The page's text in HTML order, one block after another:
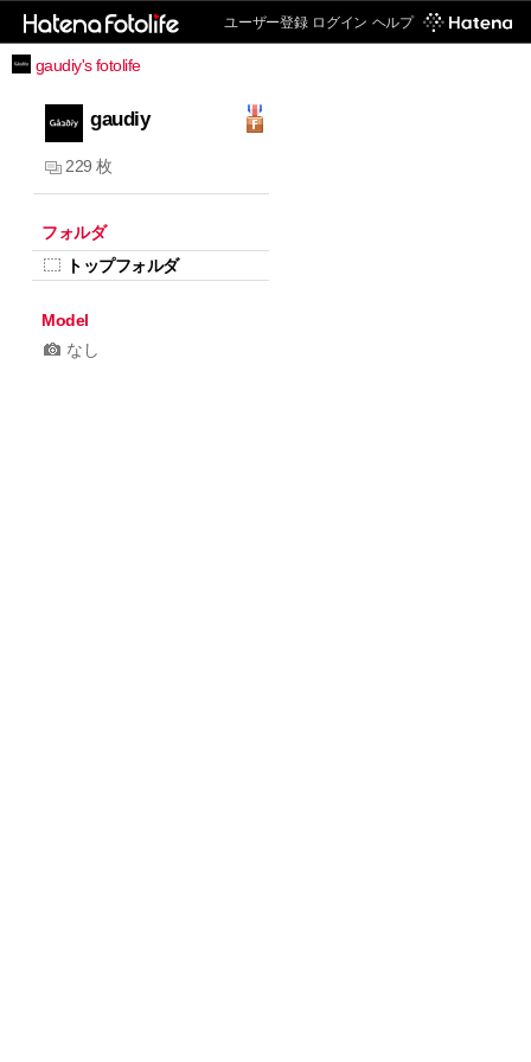
ユーザー登録 ログイン ヘルプ
gaudiy's fotolife
gaudiy
229 枚
フォルダ
トップフォルダ
Model
なし